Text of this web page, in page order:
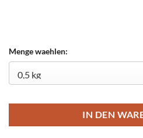
Menge waehlen:
IN DEN